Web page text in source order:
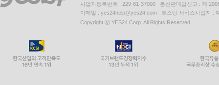
사업자등록번호 : 229-81-37000 통신판매업신고 : 제
이메일 : yes24help@yes24.com 호스팅 서비스사업자 :
Copyright ⓒ YES24 Corp. All Rights Reserved.